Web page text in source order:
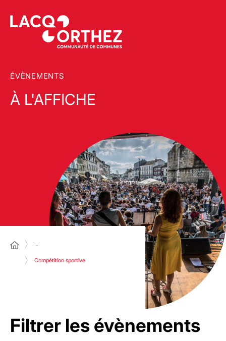
ÉVÈNEMENTS
À L'AFFICHE
…
Compétition sportive
Filtrer les évènements